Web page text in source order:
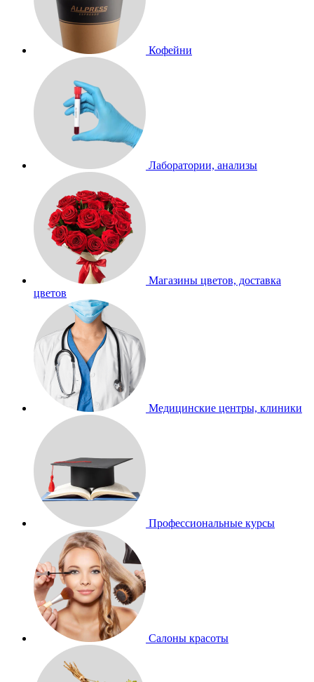
Кофейни
Лаборатории, анализы
Магазины цветов, доставка
цветов
Медицинские центры, клиники
Профессиональные курсы
Салоны красоты